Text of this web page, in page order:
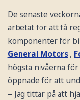
De senaste
arbetat för att få
komponenter för
General Motors ,
högsta nivåerna
öppnade för att
– Jag tittar på att